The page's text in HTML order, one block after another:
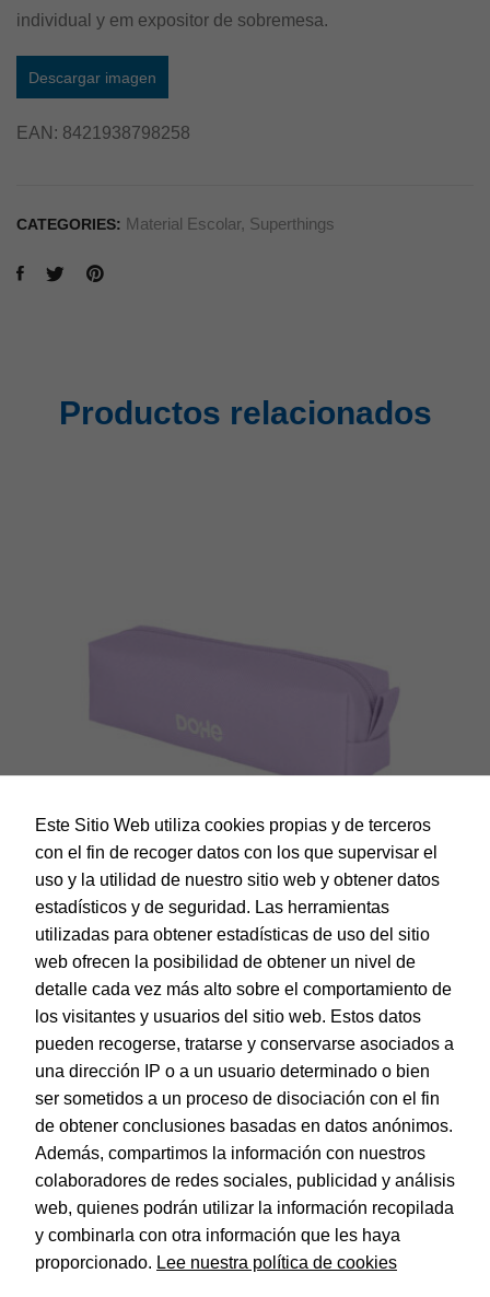
individual y em expositor de sobremesa.
Descargar imagen
EAN: 8421938798258
CATEGORIES: Material Escolar, Superthings
Productos relacionados
Dohe – Portatodo cuadrado – Color Morado – Colección
Serenity
EAN: 8421938519518
© Dohe - Camino de Madrid, 14
28970 • Humanes de Madrid (Madrid)
ESPAÑA
Este Sitio Web utiliza cookies propias y de terceros
con el fin de recoger datos con los que supervisar el
uso y la utilidad de nuestro sitio web y obtener datos
estadísticos y de seguridad. Las herramientas
utilizadas para obtener estadísticas de uso del sitio
web ofrecen la posibilidad de obtener un nivel de
detalle cada vez más alto sobre el comportamiento de
los visitantes y usuarios del sitio web. Estos datos
pueden recogerse, tratarse y conservarse asociados a
una dirección IP o a un usuario determinado o bien
ser sometidos a un proceso de disociación con el fin
de obtener conclusiones basadas en datos anónimos.
Además, compartimos la información con nuestros
colaboradores de redes sociales, publicidad y análisis
web, quienes podrán utilizar la información recopilada
y combinarla con otra información que les haya
proporcionado. Lee nuestra política de cookies